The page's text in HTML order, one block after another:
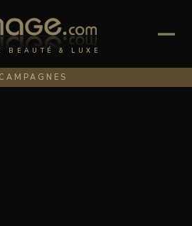
BEAUTÉ & LUXE
CAMPAGNES